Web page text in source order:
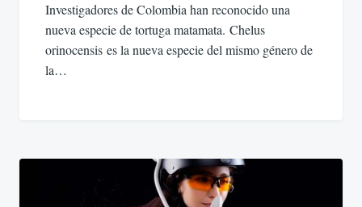
Investigadores de Colombia han reconocido una
nueva especie de tortuga matamata. Chelus
orinocensis es la nueva especie del mismo género de
la…